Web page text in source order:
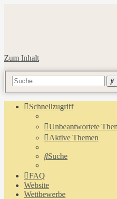
Zum Inhalt
Schnellzugriff
Unbeantwortete
Aktive Themen
Suche
FAQ
Website
Wettbewerbe